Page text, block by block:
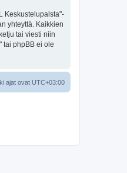
Keskustelupalsta"-
yhteyttä. Kaikkien
tai viesti niin
tai phpBB ei ole
ajat ovat UTC+03:00